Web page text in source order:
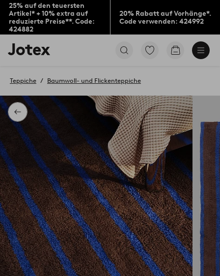
25% auf den teuersten
Artikel* + 10% extra auf
reduzierte Preise**. Code:
424882
20% Rabatt auf Vorhänge*.
Code verwenden: 424992
Jotex-
Logo
Startseite
Zu
Produkten
gehen
Zum
Zurück
Teppiche Baumwoll- und Flickenteppiche